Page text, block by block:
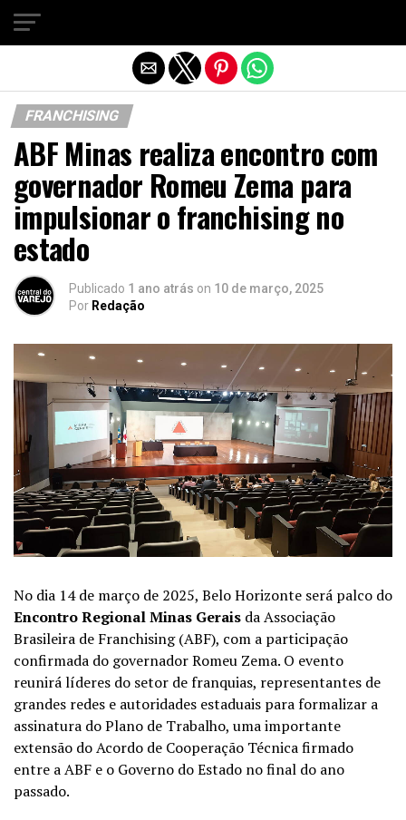
FRANCHISING
ABF Minas realiza encontro com
governador Romeu Zema para
impulsionar o franchising no
estado
Publicado 1 ano atrás on 10 de março, 2025
Por Redação
No dia 14 de março de 2025, Belo Horizonte será palco do
Encontro Regional Minas Gerais da Associação
Brasileira de Franchising (ABF), com a participação
confirmada do governador Romeu Zema. O evento
reunirá líderes do setor de franquias, representantes de
grandes redes e autoridades estaduais para formalizar a
assinatura do Plano de Trabalho, uma importante
extensão do Acordo de Cooperação Técnica firmado
entre a ABF e o Governo do Estado no final do ano
passado.